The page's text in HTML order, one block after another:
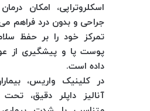
اسکلروتراپی، امکان
جراحی و بدون درد فراهم
تمرکز خود را بر حفظ
پوست پا و پیشگیری از
داده است.
در کلینیک واریس،
آنالیز داپلر دقیق،